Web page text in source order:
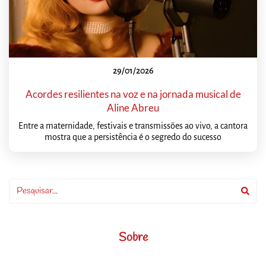
29/01/2026
Acordes resilientes na voz e na jornada musical de
Aline Abreu
Entre a maternidade, festivais e transmissões ao vivo, a cantora
mostra que a persistência é o segredo do sucesso
Sobre